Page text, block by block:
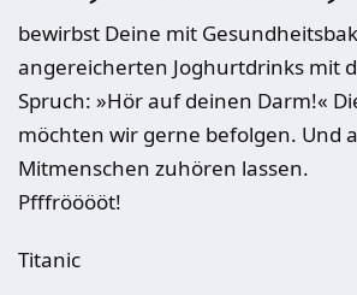
bewirbst Deine mit
angereicherten Joghurtdrinks mit
Spruch: »Hör auf deinen Darm!«
möchten wir gerne befolgen. Und
Mitmenschen zuhören lassen.
Pfffrööööt!
Titanic